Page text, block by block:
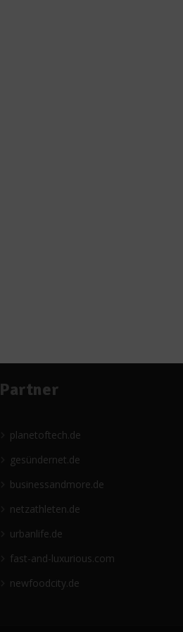
Partner
planetoftech.de
gesündernet.de
businessandmore.de
netzathleten.de
urbanlife.de
fast-and-luxurious.com
newfoodcity.de